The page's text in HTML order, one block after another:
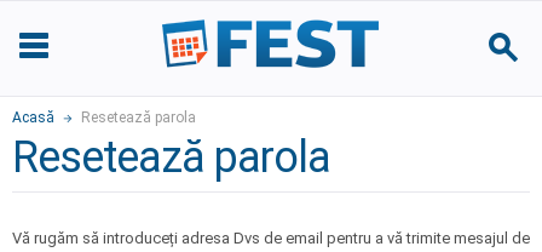
Acasă Resetează parola
Resetează parola
Vă rugăm să introduceți adresa Dvs de email pentru a vă trimite mesajul de